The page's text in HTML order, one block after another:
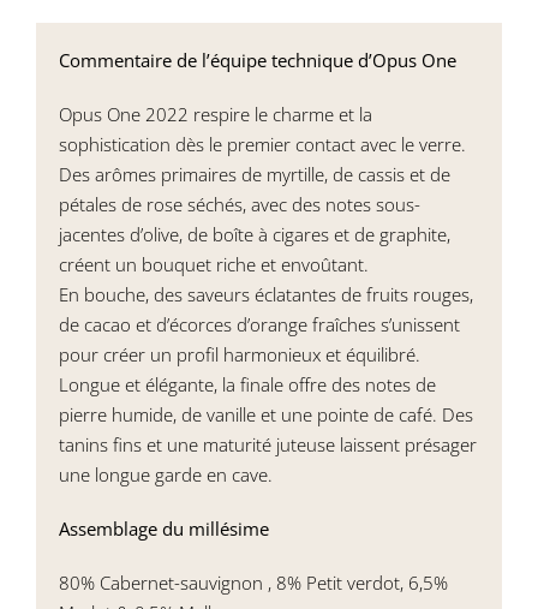
Commentaire de l’équipe technique d’Opus One
Opus One 2022 respire le charme et la
sophistication dès le premier contact avec le verre.
Des arômes primaires de myrtille, de cassis et de
pétales de rose séchés, avec des notes sous-
jacentes d’olive, de boîte à cigares et de graphite,
créent un bouquet riche et envoûtant.
En bouche, des saveurs éclatantes de fruits rouges,
de cacao et d’écorces d’orange fraîches s’unissent
pour créer un profil harmonieux et équilibré.
Longue et élégante, la finale offre des notes de
pierre humide, de vanille et une pointe de café. Des
tanins fins et une maturité juteuse laissent présager
une longue garde en cave.
Assemblage du millésime
80% Cabernet-sauvignon , 8% Petit verdot, 6,5%